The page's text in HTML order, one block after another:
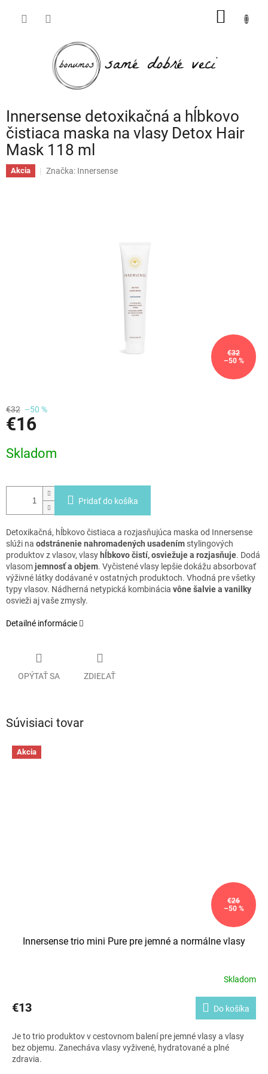
Innersense detoxikačná a hĺbkovo
čistiaca maska na vlasy Detox Hair
Mask 118 ml
Akcia Značka: Innersense
€32
–50 %
€32 –50 %
€16
cena:
Skladom
Pridať do košíka
Detoxikačná, hĺbkovo čistiaca a rozjasňujúca maska od Innersense
slúži na odstránenie nahromadených usadením stylingových
produktov z vlasov, vlasy hĺbkovo čistí, osviežuje a rozjasňuje. Dodá
vlasomjemnosť a objem. Vyčistené vlasy lepšie dokážu absorbovať
výživné látky dodávané v ostatných produktoch. Vhodná pre všetky
typy vlasov. Nádherná netypická kombinácia vône šalvie a vanilky
osvieži aj vaše zmysly.
Detailné informácie
OPÝTAŤ SA ZDIEĽAŤ
Súvisiaci tovar
Akcia
€26
–50 %
Innersense trio mini Pure pre jemné a normálne vlasy
Skladom
€13 Do košíka
Je to trio produktov v cestovnom balení pre jemné vlasy a vlasy
bez objemu. Zanecháva vlasy vyživené, hydratované a plné
zdravia.